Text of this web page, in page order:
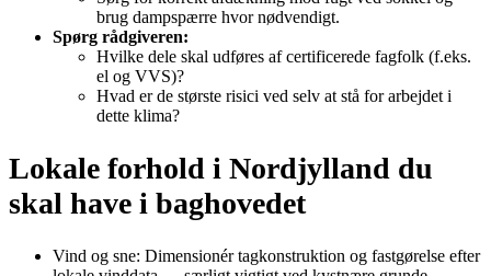
brug dampspærre hvor nødvendigt.
Spørg rådgiveren:
Hvilke dele skal udføres af certificerede fagfolk (f.eks.
el og VVS)?
Hvad er de største risici ved selv at stå for arbejdet i
dette klima?
Lokale forhold i Nordjylland du
skal have i baghovedet
Vind og sne: Dimensionér tagkonstruktion og fastgørelse efter